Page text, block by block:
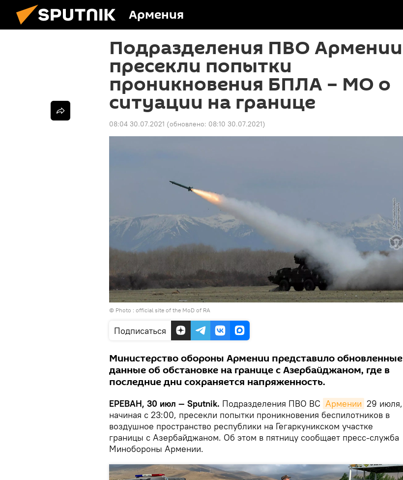
Армения
Подразделения ПВО Армении
пресекли попытки
проникновения БПЛА – МО о
ситуации на границе
08:04 30.07.2021 (обновлено: 08:10 30.07.2021)
© Photo : official site of the MoD of RA
Подписаться
Министерство обороны Армении представило обновленные
данные об обстановке на границе с Азербайджаном, где в
последние дни сохраняется напряженность.
ЕРЕВАН, 30 июл — Sputnik. Подразделения ПВО ВС Армении 29 июля,
начиная с 23:00, пресекли попытки проникновения беспилотников в
воздушное пространство республики на Гегаркуникском участке
границы с Азербайджаном. Об этом в пятницу сообщает пресс-служба
Минобороны Армении.